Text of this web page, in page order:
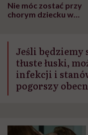
Nie móc zostać przy
chorym dziecku w
może chyba tylko
głupota i brak
wyobraźni"
Jeśli będziemy
tłuste łuski,
infekcji i
pogorszy